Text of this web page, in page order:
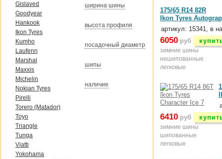
Gislaved
Goodyear
Hankook
Ikon Tyres
Kumho
Laufenn
Marshal
Maxxis
Michelin
Nokian Tyres
Pirelli
Torero (Matador)
Toyo
Triangle
Tunga
Viatti
Yokohama
ширина шины
высота профиля
посадочный диаметр
шипы
наличие
175/65 R14 82R
Ikon Tyres
артикул: 15341, в
6050 руб
зимние шины
нешипованные
легковые
6410 руб
зимние шины
шипованные
легковые